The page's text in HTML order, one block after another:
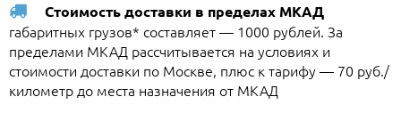
Стоимость доставки в пределах МКАД
габаритных грузов* составляет — 1000 рублей. За
пределами МКАД рассчитывается на условиях и
стоимости доставки по Москве, плюс к тарифу — 70 руб./
километр до места назначения от МКАД